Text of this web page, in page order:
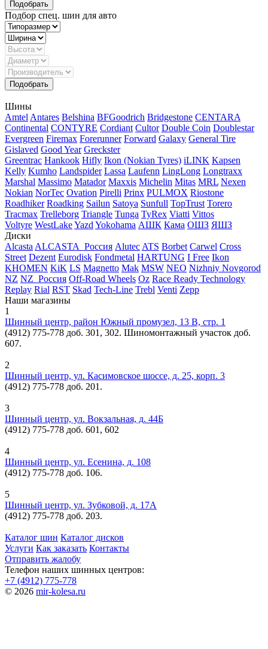
Подбор спец. шин для авто
Шины
AmtelAntares Belshina BFGoodrich Bridgestone CENTARA
Continental CONTYRE Cordiant Cultor Double Coin Doublestar
Evergreen Firemax Forerunner Forward Galaxy General Tire
Gislaved Good Year Greckster
Greentrac Hankook Hifly Ikon (Nokian Tyres) iLINK Kapsen
Kelly Kumho Landspider Lassa Laufenn LingLong Longtraxx
Marshal Massimo Matador Maxxis Michelin Mitas MRL Nexen
Nokian NorTec Ovation Pirelli Prinx PULMOX Riostone
Roadhiker Roadking Sailun Satoya Sunfull TopTrust Torero
Tracmax Trelleborg Triangle Tunga TyRex Viatti Vittos
Voltyre WestLakeYazdYokohama АШК Кама ОШЗ ЯШЗ
Диски
AlcastaALCASTA_Россия AlutecATS Borbet Carwel Cross
Street Dezent Eurodisk Fondmetal HARTUNG I Free Ikon
KHOMEN KiK LS Magnetto Mak MSW NEO Nizhniy Novgorod
NZ NZ_Россия Off-Road Wheels Oz Race Ready Technology
Replay Rial RST Skad Tech-Line Trebl Venti Zepp
Наши магазины
1
Шинный центр, район Южный промузел, 13 В, стр. 1
(4912) 775-778 доб. 301, 302. Шиномонтажный участок доб.
607.
2
Шинный центр, ул. Касимовское шоссе, д. 25, корп. 3
(4912) 775-778 доб. 201.
3
Шинный центр, ул. Вокзальная, д. 44Б
(4912) 775-778 доб. 601, 602
4
Шинный центр, ул. Есенина, д. 108
(4912) 775-778 доб. 106.
5
Шинный центр, ул. Зубковой, д. 17А
(4912) 775-778 доб. 203.
Каталог шин Каталог дисков
Услуги Как заказать Контакты
Отправить жалобу
Телефон наших шинных центров:
+7 (4912) 775-778
© 2026 mir-kolesa.ru